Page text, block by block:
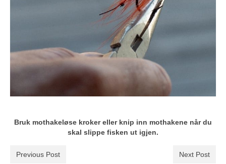
Bruk mothakeløse kroker eller knip inn mothakene når du
skal slippe fisken ut igjen.
Previous Post Next Post